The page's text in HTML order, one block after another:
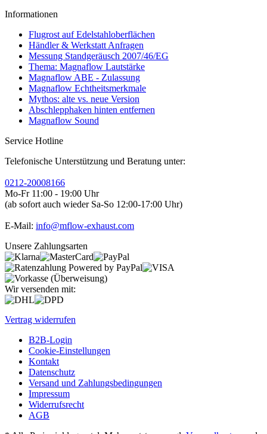
Informationen
Flugrost auf Edelstahloberflächen
Händler & Werkstatt Anfragen
Messung Standgeräusch 2007/46/EG
Thema: Magnaflow Lautstärke
Magnaflow ABE - Zulassung
Magnaflow Echtheitsmerkmale
Mythos: alte vs. neue Version
Abschlepphaken hinten entfernen
Magnaflow Sound
Service Hotline
Telefonische Unterstützung und Beratung unter:
0212-20008166
Mo-Fr 11:00 - 19:00 Uhr
(ab sofort auch wieder Sa-So 12:00-17:00 Uhr)
E-Mail: info@mflow-exhaust.com
Unsere Zahlungsarten
Wir versenden mit:
Vertrag widerrufen
B2B-Login
Cookie-Einstellungen
Kontakt
Datenschutz
Versand und Zahlungsbedingungen
Impressum
Widerrufsrecht
AGB